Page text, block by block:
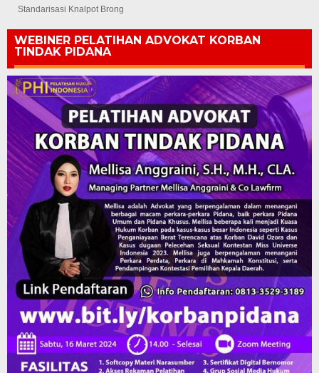
Standarisasi Knalpot Brong
WEBINER PELATIHAN ADVOKAT KORBAN
TINDAK PIDANA